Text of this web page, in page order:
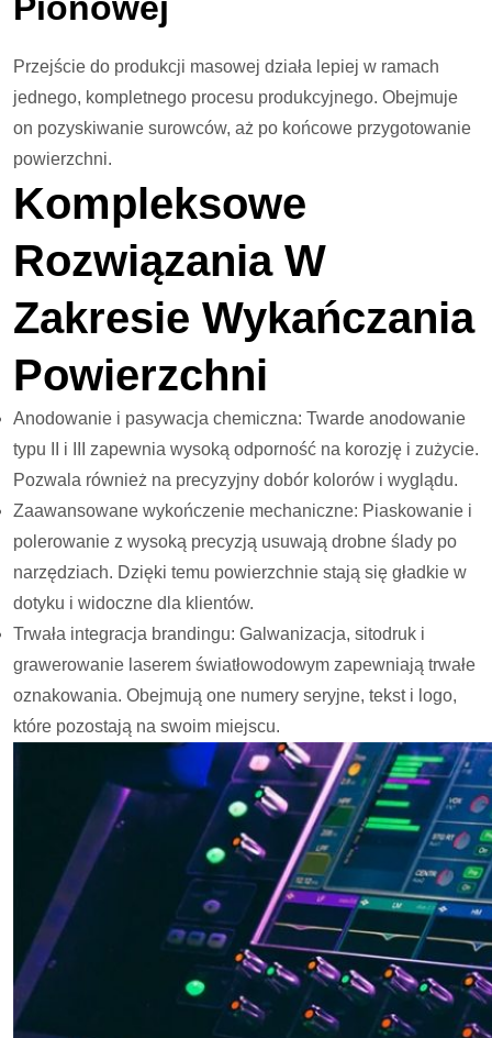
Pionowej
Przejście do produkcji masowej działa lepiej w ramach
jednego, kompletnego procesu produkcyjnego. Obejmuje
on pozyskiwanie surowców, aż po końcowe przygotowanie
powierzchni.
Kompleksowe
Rozwiązania W
Zakresie Wykańczania
Powierzchni
Anodowanie i pasywacja chemiczna: Twarde anodowanie
typu II i III zapewnia wysoką odporność na korozję i zużycie.
Pozwala również na precyzyjny dobór kolorów i wyglądu.
Zaawansowane wykończenie mechaniczne: Piaskowanie i
polerowanie z wysoką precyzją usuwają drobne ślady po
narzędziach. Dzięki temu powierzchnie stają się gładkie w
dotyku i widoczne dla klientów.
Trwała integracja brandingu: Galwanizacja, sitodruk i
grawerowanie laserem światłowodowym zapewniają trwałe
oznakowania. Obejmują one numery seryjne, tekst i logo,
które pozostają na swoim miejscu.